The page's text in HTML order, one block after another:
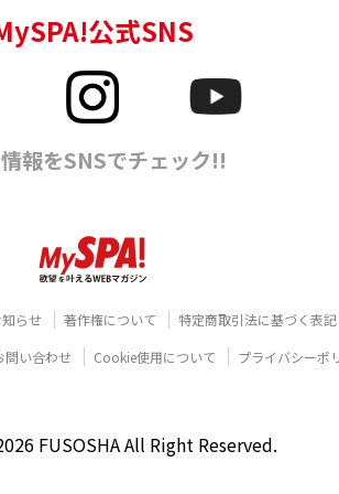
らせ 著作権について
特定商取引法に基づく表記
問い合わせ Cookie使用について プライバシーポ
FUSOSHA All Right Reserved.